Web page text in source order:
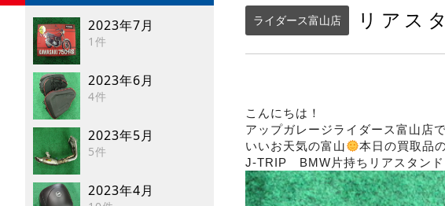
2023年7月
1件
2023年6月
4件
2023年5月
5件
2023年4月
ライダース富山店 リアス
こんにちは！
アップガレージライダース富山店
いいお天気の富山
本日の買取品
J-TRIP BMW片持ちリアスタンド